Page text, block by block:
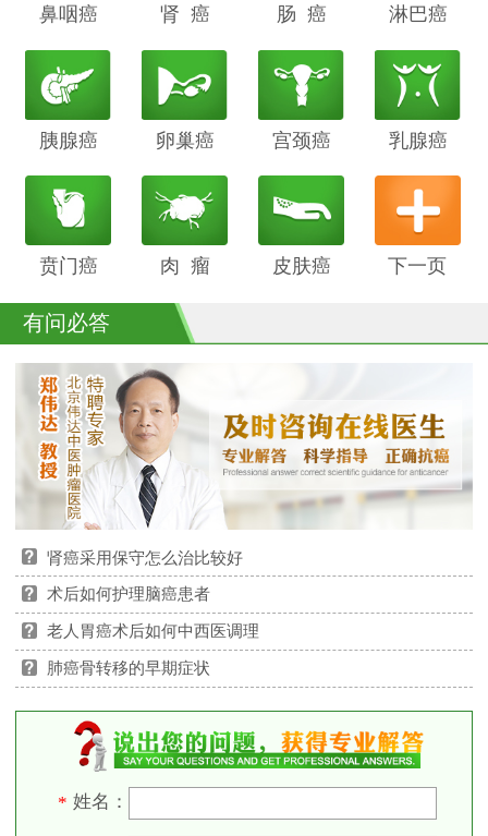
下一页
鼻咽癌 胆管癌肾 癌
子宫内膜
癌
肠 癌 膀胱癌
淋巴癌
胰腺癌 鳞癌
卵巢癌 骨癌
宫颈癌 喉癌
乳腺癌
贲门癌 阴茎癌肉 瘤 白血病皮肤癌
有问必答
肾癌采用保守怎么治比较好
术后如何护理脑癌患者
老人胃癌术后如何中西医调理
肺癌骨转移的早期症状
* 姓名：